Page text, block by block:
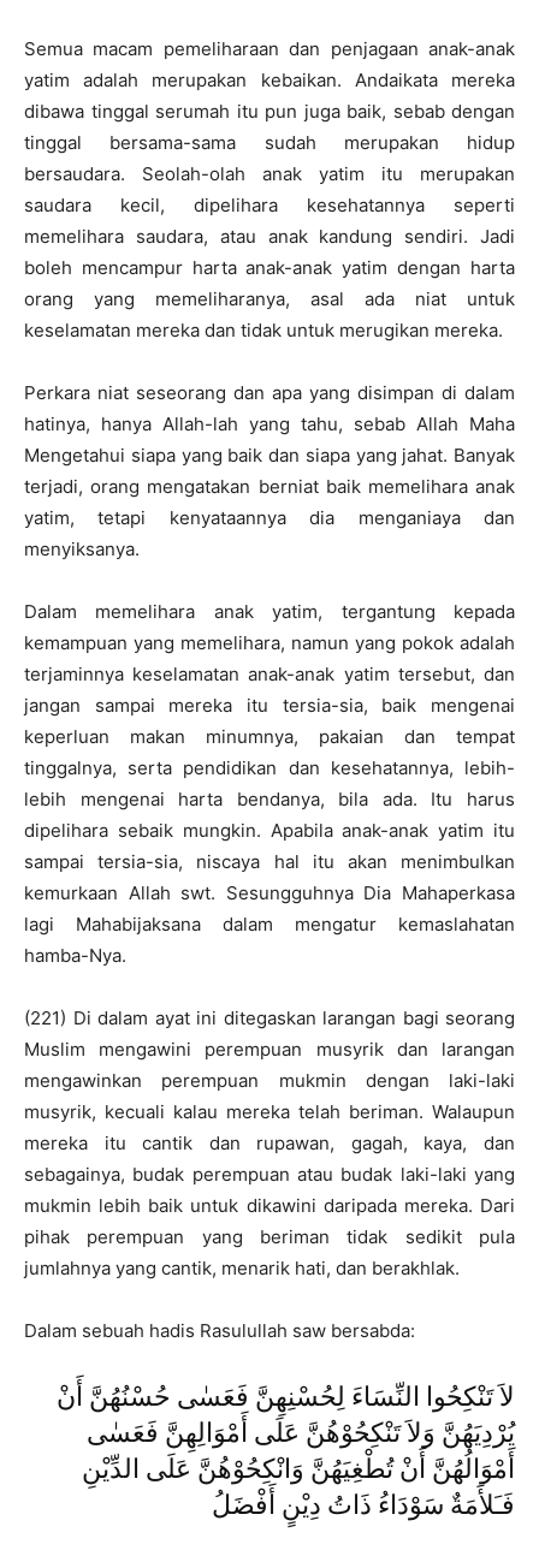
Semua macam pemeliharaan dan penjagaan anak-anak
yatim adalah merupakan kebaikan. Andaikata mereka
dibawa tinggal serumah itu pun juga baik, sebab dengan
tinggal bersama-sama sudah merupakan hidup
bersaudara. Seolah-olah anak yatim itu merupakan
saudara kecil, dipelihara kesehatannya seperti
memelihara saudara, atau anak kandung sendiri. Jadi
boleh mencampur harta anak-anak yatim dengan harta
orang yang memeliharanya, asal ada niat untuk
keselamatan mereka dan tidak untuk merugikan mereka.
Perkara niat seseorang dan apa yang disimpan di dalam
hatinya, hanya Allah-lah yang tahu, sebab Allah Maha
Mengetahui siapa yang baik dan siapa yang jahat. Banyak
terjadi, orang mengatakan berniat baik memelihara anak
yatim, tetapi kenyataannya dia menganiaya dan
menyiksanya.
Dalam memelihara anak yatim, tergantung kepada
kemampuan yang memelihara, namun yang pokok adalah
terjaminnya keselamatan anak-anak yatim tersebut, dan
jangan sampai mereka itu tersia-sia, baik mengenai
keperluan makan minumnya, pakaian dan tempat
tinggalnya, serta pendidikan dan kesehatannya, lebih-
lebih mengenai harta bendanya, bila ada. Itu harus
dipelihara sebaik mungkin. Apabila anak-anak yatim itu
sampai tersia-sia, niscaya hal itu akan menimbulkan
kemurkaan Allah swt. Sesungguhnya Dia Mahaperkasa
lagi Mahabijaksana dalam mengatur kemaslahatan
hamba-Nya.
(221) Di dalam ayat ini ditegaskan larangan bagi seorang
Muslim mengawini perempuan musyrik dan larangan
mengawinkan perempuan mukmin dengan laki-laki
musyrik, kecuali kalau mereka telah beriman. Walaupun
mereka itu cantik dan rupawan, gagah, kaya, dan
sebagainya, budak perempuan atau budak laki-laki yang
mukmin lebih baik untuk dikawini daripada mereka. Dari
pihak perempuan yang beriman tidak sedikit pula
jumlahnya yang cantik, menarik hati, dan berakhlak.
Dalam sebuah hadis Rasulullah saw bersabda:
لاَ تَنْكِحُوا النِّسَاءَ لِحُسْنِهِنَّ فَعَسٰى حُسْنُهُنَّ أَنْ
يُرْدِيَهُنَّ وَلاَ تَنْكِحُوْهُنَّ عَلَى أَمْوَالِهِنَّ فَعَسٰى
أَمْوَالُهُنَّ أَنْ تُطْغِيَهُنَّ وَانْكِحُوْهُنَّ عَلَى الدِّيْنِ
فَـَلأَمَةٌ سَوْدَاءُ ذَاتُ دِيْنٍ أَفْضَلُ